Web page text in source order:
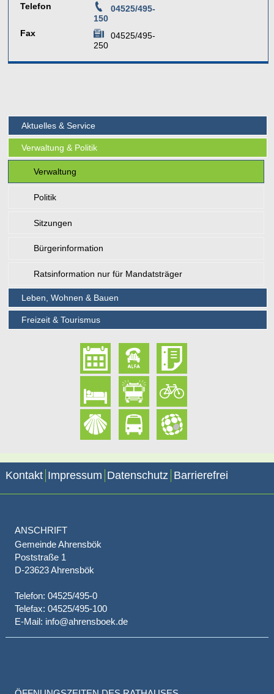
Telefon
04525/495-
150
Fax
04525/495-
250
Aktuelles & Service
Verwaltung & Politik
Verwaltung
Politik
Sitzungen
Bürgerinformation
Ratsinformation nur für Mandatsträger
Leben, Wohnen & Bauen
Freizeit & Tourismus
Kontakt Impressum Datenschutz Barrierefrei
ANSCHRIFT
Gemeinde Ahrensbök
Poststraße 1
D-23623 Ahrensbök
Telefon: 04525/495-0
Telefax: 04525/495-100
E-Mail: info@ahrensboek.de